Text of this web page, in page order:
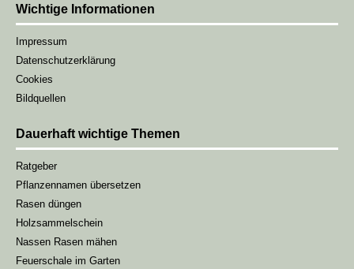
Wichtige Informationen
Impressum
Datenschutzerklärung
Cookies
Bildquellen
Dauerhaft wichtige Themen
Ratgeber
Pflanzennamen übersetzen
Rasen düngen
Holzsammelschein
Nassen Rasen mähen
Feuerschale im Garten